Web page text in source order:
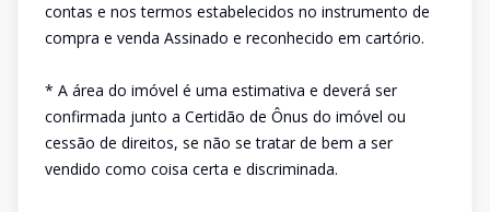
contas e nos termos estabelecidos no instrumento de
compra e venda Assinado e reconhecido em cartório.
* A área do imóvel é uma estimativa e deverá ser
confirmada junto a Certidão de Ônus do imóvel ou
cessão de direitos, se não se tratar de bem a ser
vendido como coisa certa e discriminada.